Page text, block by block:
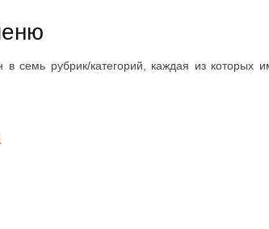
в семь рубрик/категорий, каждая из которых